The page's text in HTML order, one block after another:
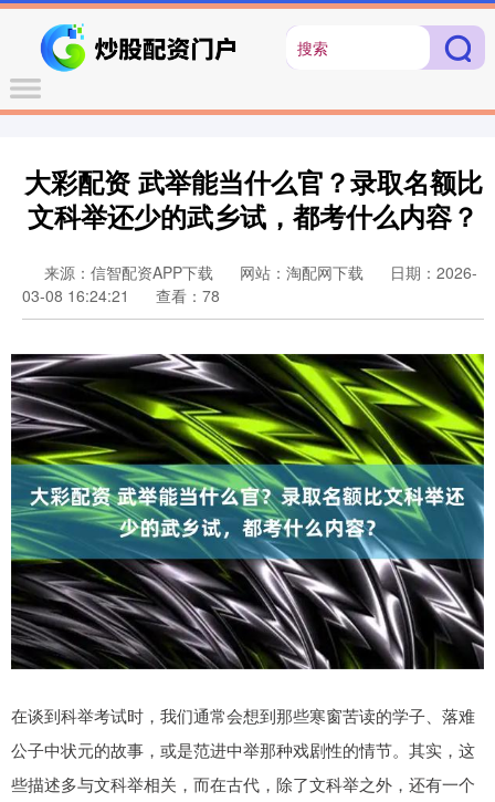
大彩配资 武举能当什么官？录取名额比
文科举还少的武乡试，都考什么内容？
来源：信智配资APP下载 网站：淘配网下载
日期：2026-
03-08 16:24:21
查看：78
在谈到科举考试时，我们通常会想到那些寒窗苦读的学子、落难
公子中状元的故事，或是范进中举那种戏剧性的情节。其实，这
些描述多与文科举相关，而在古代，除了文科举之外，还有一个